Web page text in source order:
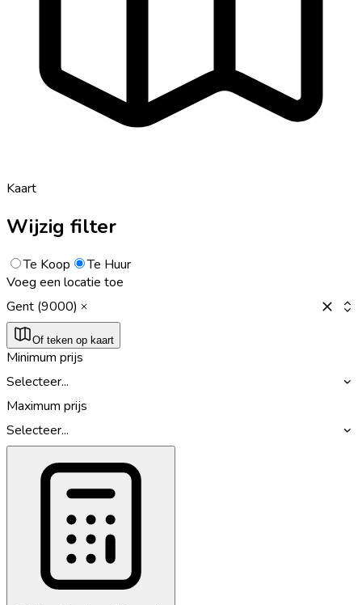
Kaart
Wijzig filter
Te Koop
Te Huur
Voeg een locatie toe
Gent (9000)
Of teken op kaart
Minimum prijs
Selecteer...
Maximum prijs
Selecteer...